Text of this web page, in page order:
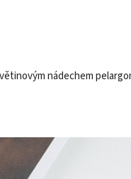
nádechem